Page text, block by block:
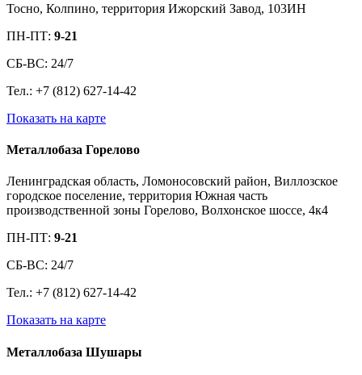
Тосно, Колпино, территория Ижорский Завод, 103ИН
ПН-ПТ: 9-21
СБ-ВС: 24/7
Тел.: +7 (812) 627-14-42
Показать на карте
Металлобаза Горелово
Ленинградская область, Ломоносовский район, Виллозское
городское поселение, территория Южная часть
производственной зоны Горелово, Волхонское шоссе, 4к4
ПН-ПТ: 9-21
СБ-ВС: 24/7
Тел.: +7 (812) 627-14-42
Показать на карте
Металлобаза Шушары